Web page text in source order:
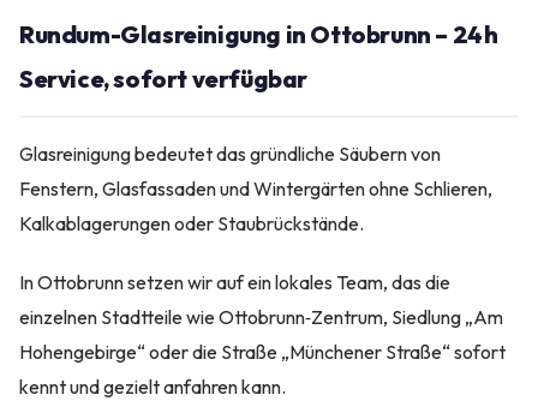
Rundum-Glasreinigung in Ottobrunn – 24 h
Service, sofort verfügbar
Glasreinigung bedeutet das gründliche Säubern von
Fenstern, Glasfassaden und Wintergärten ohne Schlieren,
Kalkablagerungen oder Staubrückstände.
In Ottobrunn setzen wir auf ein lokales Team, das die
einzelnen Stadtteile wie Ottobrunn‑Zentrum, Siedlung „Am
Hohengebirge“ oder die Straße „Münchener Straße“ sofort
kennt und gezielt anfahren kann.